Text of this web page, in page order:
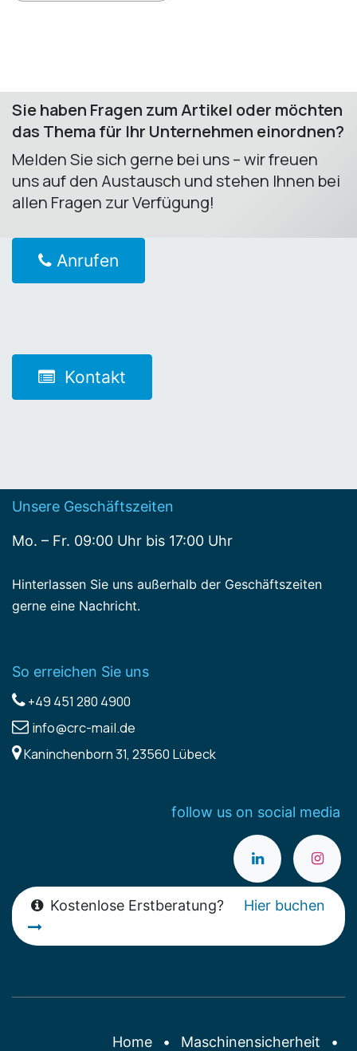
Sie haben Fragen zum Artikel oder möchten
das Thema für Ihr Unternehmen einordnen?
Melden Sie sich gerne bei uns – wir freuen
uns auf den Austausch und stehen Ihnen bei
allen Fragen zur Verfügung! ​
Anrufen
Kontakt
Unsere Geschäftszeiten
Mo. – Fr. 09:00 Uhr bis 17:00 Uhr
Hinterlassen Sie uns außerhalb der Geschäftszeiten
gerne eine Nachricht.
So erreichen Sie uns
+49 451 280 4900
info@crc-mail.de
Kaninchenborn 31, 23560 Lübeck
follow us on social media
Kostenlose Erstberatung? Hier buchen
Home • Maschinensicherheit •